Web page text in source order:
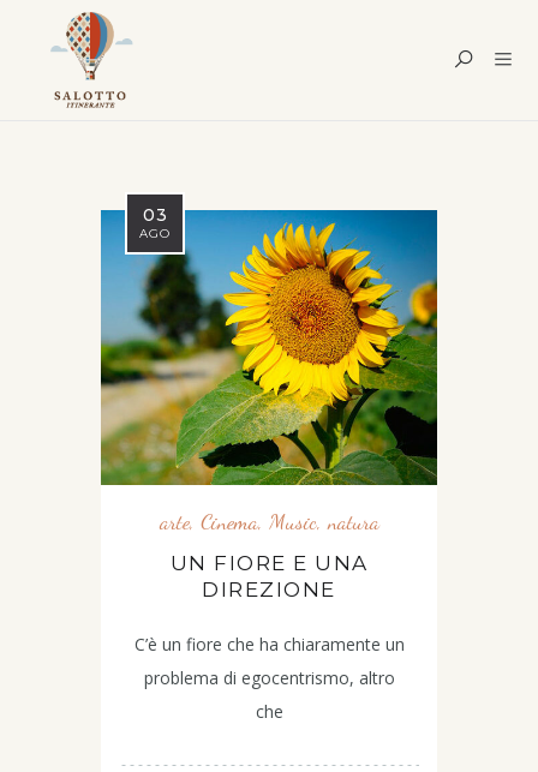
03
AGO
arte, Cinema, Music, natura
UN FIORE E UNA
DIREZIONE
C’è un fiore che ha chiaramente un
problema di egocentrismo, altro
che